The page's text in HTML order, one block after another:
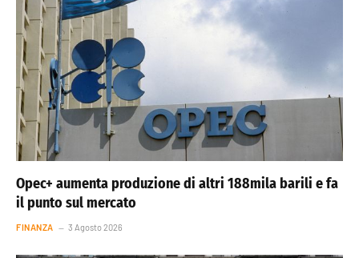
Opec+ aumenta produzione di altri 188mila barili e fa
il punto sul mercato
FINANZA 3 Agosto 2026